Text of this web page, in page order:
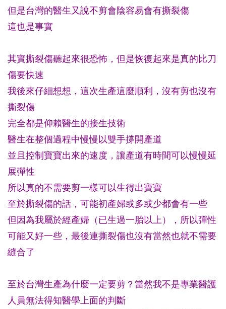
但是台灣的醫生又說不剪會陰容易會有撕裂傷
這也是事實
其實撕裂傷聽起來很恐怖，但是恢復起來是真的比刀
傷要快速
我後來仔細想想，這次生產這麼順利，沒有剪也沒有
撕裂傷
完全都是仰賴醫生的接生技術
醫生在整個過程中慢慢以雙手撐開產道
並且控制寶寶出來的速度，讓產道有時間可以慢慢延
展彈性
所以真的不需要剪一樣可以生得出寶寶
至於撕裂傷的話，可能初產婦或多或少都會有一些
但因為我屬於經產婦（已生過一胎以上），所以彈性
可能又好一些，最後連撕裂傷也沒有當然也就不需要
縫合了
至於台灣生產為什麼一定要剪？當然我不是專業醫護
人員無法得知醫學上面的判斷